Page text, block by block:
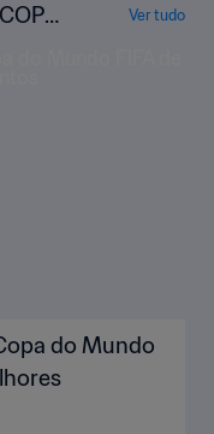
Ver tudo
do Mundo